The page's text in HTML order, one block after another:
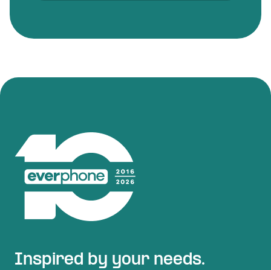
Inspired by your needs.